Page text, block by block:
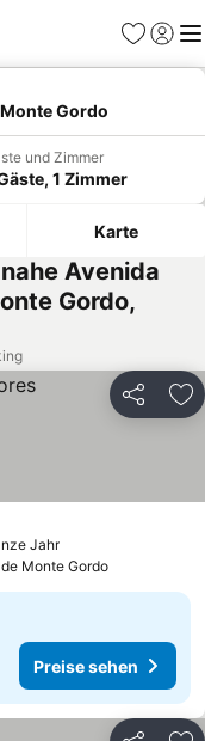
Favoriten
Gordo
und Zimmer
1 Zimmer
Karte
Avenida
Gordo,
Teilen
Jahr
Monte Gordo
Preise sehen